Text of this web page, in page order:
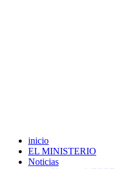
inicio
EL MINISTERIO
Noticias